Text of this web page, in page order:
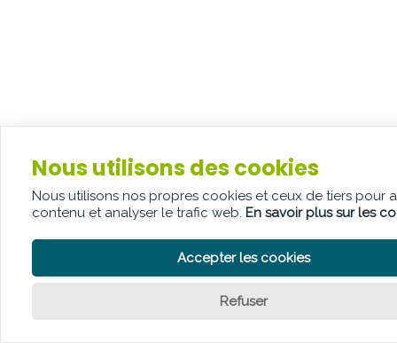
Nous utilisons des cookies
Nous utilisons nos propres cookies et ceux de tiers pour
contenu et analyser le trafic web. En savoir plus sur les
Accepter les cookies
Refuser